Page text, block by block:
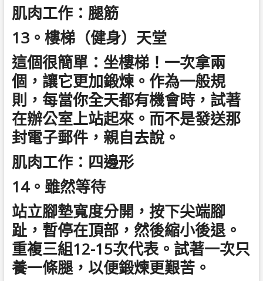
肌肉工作：腿筋
13。樓梯（健身）天堂
這個很簡單：坐樓梯！一次拿兩
個，讓它更加鍛煉。作為一般規
則，每當你全天都有機會時，試著
在辦公室上站起來。而不是發送那
封電子郵件，親自去說。
肌肉工作：四邊形
14。雖然等待
站立腳墊寬度分開，按下尖端腳
趾，暫停在頂部，然後縮小後退。
重複三組12-15次代表。試著一次只
養一條腿，以便鍛煉更艱苦。